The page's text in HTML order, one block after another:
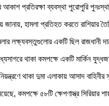
আকাশ প্রতিরক্ষা ব্যবস্থা পুরোপুরি
জানায়, হামলা প্রতিহত করতে
লক্ষ্যবস্তুগুলোর একটি ছিল রাজধানী
থাকা কমপক্ষে একটি মার্কিন
থাকা দুমা এলাকায় আসাদ
কমপক্ষে ৫৮টি ক্ষেপণাস্ত্র